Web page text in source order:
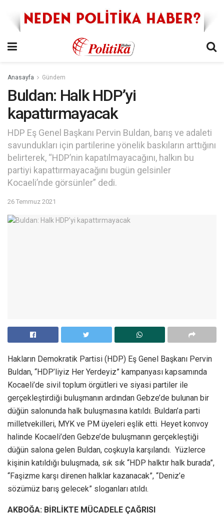
Anasayfa Gündem
Buldan: Halk HDP’yi
kapattırmayacak
HDP Eş Genel Başkanı Pervin Buldan, barış ve adaleti
savundukları için partilerine yönelik baskıların arttığını
belirterek, “HDP’nin kapatılmayacağını, halkın bu
partiyi kapattırmayacağını bugün gelsinler
Kocaeli’nde görsünler” dedi.
26 Temmuz 2021
Hakların Demokratik Partisi (HDP) Eş Genel Başkanı Pervin
Buldan, “HDP’liyiz Her Yerdeyiz” kampanyası kapsamında
Kocaeli’de sivil toplum örgütleri ve siyasi partiler ile
gerçekleştirdiği buluşmanın ardından Gebze’de bulunan bir
düğün salonunda halk buluşmasına katıldı. Buldan’a parti
milletvekilleri, MYK ve PM üyeleri eşlik etti. Heyet konvoy
halinde Kocaeli’den Gebze’de buluşmanın gerçekleştiği
düğün salona gelen Buldan, coşkuyla karşılandı. Yüzlerce
kişinin katıldığı buluşmada, sık sık “HDP halktır halk burada”,
“Faşizme karşı direnen halklar kazanacak”, “Deniz’e
sözümüz barış gelecek” sloganları atıldı.
AKBOĞA: BİRLİKTE MÜCADELE ÇAĞRISI